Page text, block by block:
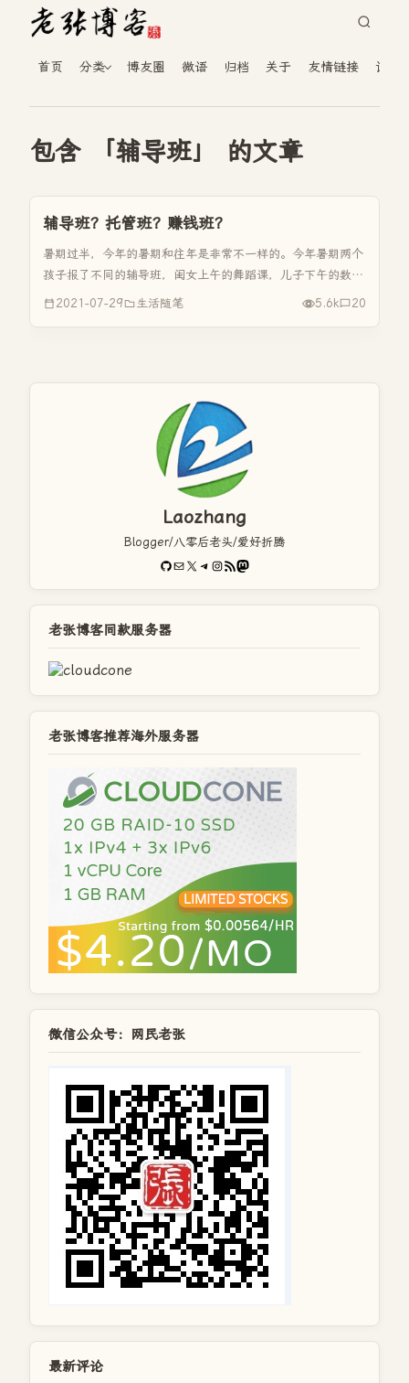
首页 分类 博友圈 微语 归档 关于 友情链接 读者
包含 「辅导班」 的文章
辅导班？托管班？赚钱班？
暑期过半，今年的暑期和往年是非常不一样的。今年暑期两个
孩子报了不同的辅导班，闺女上午的舞蹈课，儿子下午的数
学、英语辅导课，闺女下班的画画课，时间还是排的比较满
2021-07-29 生活随笔 5.6k 20
Laozhang
Blogger/八零后老头/爱好折腾
GitHub
电子邮件X Telegram
Instagram
RSS FeedMastodon
老张博客同款服务器
老张博客推荐海外服务器
微信公众号：网民老张
最新评论